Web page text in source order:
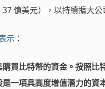
億美元），以持續擴大公
示 ：
買比特幣的資金。按照比
一項具高度增值潛力的資